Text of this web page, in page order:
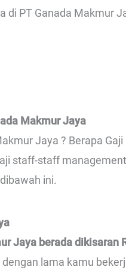
di PT Ganada Makmur
Makmur Jaya
Jaya ? Berapa
staff-staff
ini.
Jaya berada dikisaran
lama kamu